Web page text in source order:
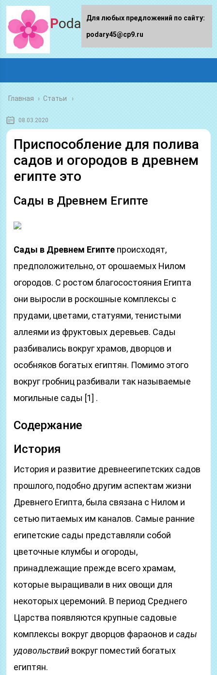
Podary45.ru
Главная › Статьи
08.03.2020
Приспособление для полива
садов и огородов в древнем
египте это
Сады в Древнем Египте
Сады в Древнем Египте происходят,
предположительно, от орошаемых Нилом
огородов. С ростом благосостояния Египта
они выросли в роскошные комплексы с
прудами, цветами, статуями, тенистыми
аллеями из фруктовых деревьев. Сады
разбивались вокруг храмов, дворцов и
особняков богатых египтян. Помимо этого
вокруг гробниц разбивали так называемые
могильные сады [1] .
Содержание
История
История и развитие древнеегипетских садов
прошлого, подобно другим аспектам жизни
Древнего Египта, была связана с Нилом и
сетью питаемых им каналов. Самые ранние
египетские сады представляли собой
цветочные клумбы и огороды,
принадлежащие прежде всего храмам,
которые выращивали в них овощи для
некоторых церемоний. В период Среднего
Царства появляются крупные садовые
комплексы вокруг дворцов фараонов исады
удовольствий вокруг поместий богатых
египтян.
Для любых предложений по сайту:
podary45@cp9.ru